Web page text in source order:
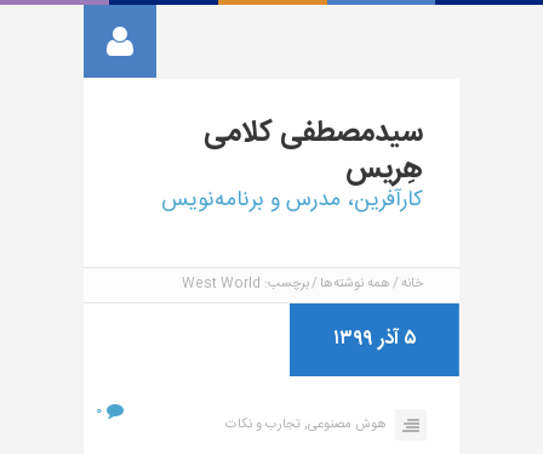
سیدمصطفیکلامی
هِریس
کارآفرین، مدرس و برنامه‌نویس
خانه همه نوشته‌ها برچسب: West World
۵ آذر ۱۳۹۹
هوش مصنوعی,تجارب و نکات
۰